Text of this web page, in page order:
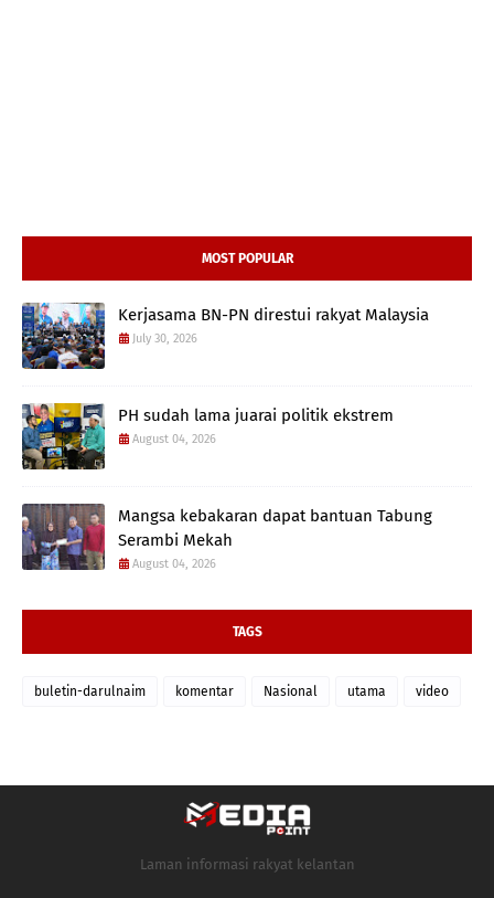
MOST POPULAR
Kerjasama BN-PN direstui rakyat Malaysia
July 30, 2026
PH sudah lama juarai politik ekstrem
August 04, 2026
Mangsa kebakaran dapat bantuan Tabung
Serambi Mekah
August 04, 2026
TAGS
buletin-darulnaim komentar Nasional utama video
Laman informasi rakyat kelantan